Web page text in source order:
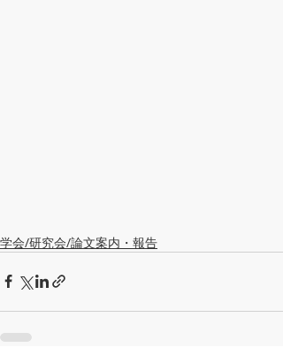
学会/研究会/論文案内・報告